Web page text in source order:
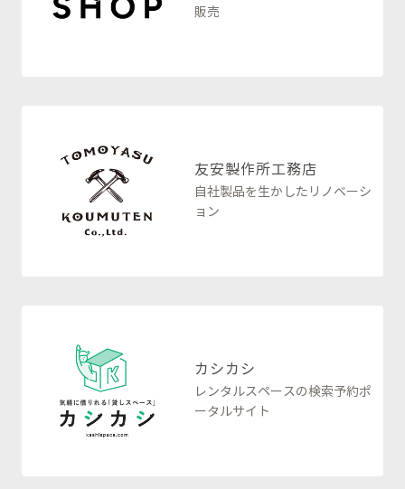
販売
友安製作所工務店
自社製品を生かしたリノベーシ
ョン
カシカシ
レンタルスペースの検索予約ポ
ータルサイト